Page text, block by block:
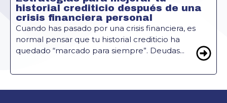
historial crediticio después de una
crisis financiera personal
Cuando has pasado por una crisis financiera, es
normal pensar que tu historial crediticio ha
quedado “marcado para siempre”. Deudas...